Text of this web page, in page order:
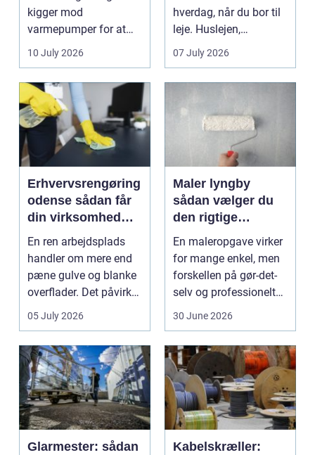
kigger mod
varmepumper for at
sænke
varmeregningen og få
et sunde...
10 July 2026
hverdag, når du bor til
leje. Huslejen,
vedligeh...
07 July 2026
Erhvervsrengøring
odense sådan får
din virksomhed
mest værdi for
pengene
En ren arbejdsplads
handler om mere end
pæne gulve og blanke
overflader. Det påvirker
både arbejdsmi...
05 July 2026
Maler lyngby
sådan vælger du
den rigtige
fagmand
En maleropgave virker
for mange enkel, men
forskellen på gør-det-
selv og professionelt
arbejde er of...
30 June 2026
Glarmester: sådan
Kabelskræller: